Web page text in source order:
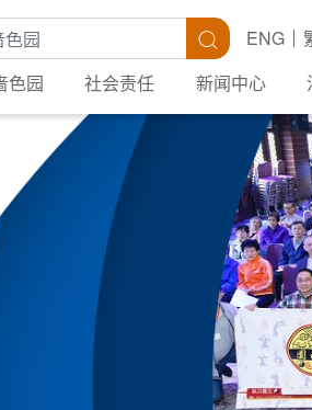
字 搜寻ENG
色园
社会责任 新闻中心